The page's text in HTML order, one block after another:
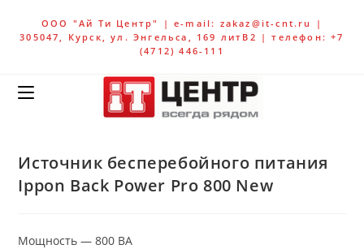
ООО "Ай Ти Центр" | e-mail: zakaz@it-cnt.ru |
305047, Курск, ул. Энгельса, 169 литВ2 | телефон: +7
(4712) 446-111
Источник бесперебойного питания
Ippon Back Power Pro 800 New
Мощность — 800 ВА